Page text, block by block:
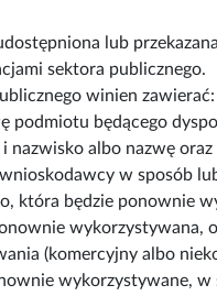
lub
sektora publicznego.
winien zawierać:
podmiotu będącego
albo nazwę
w sposób
która będzie ponownie
wykorzystywana,
(komercyjny albo
wykorzystywane,